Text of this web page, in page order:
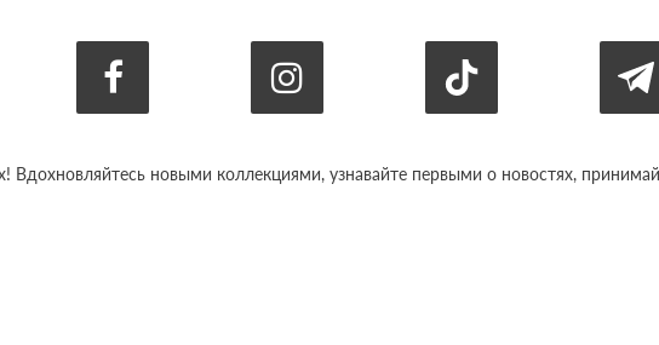
Вдохновляйтесь новыми коллекциями, узнавайте первыми о новостях,